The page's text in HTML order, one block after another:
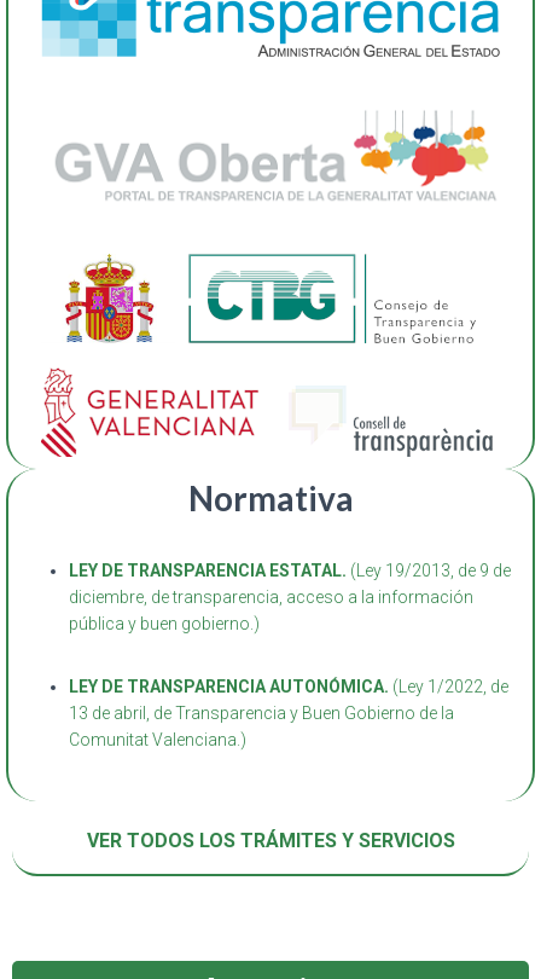
Normativa
LEY DE TRANSPARENCIA ESTATAL. (Ley 19/2013, de 9 de
diciembre, de transparencia, acceso a la información
pública y buen gobierno.)
LEY DE TRANSPARENCIA AUTONÓMICA. (Ley 1/2022, de
13 de abril, de Transparencia y Buen Gobierno de la
Comunitat Valenciana.)
VER TODOS LOS TRÁMITES Y SERVICIOS